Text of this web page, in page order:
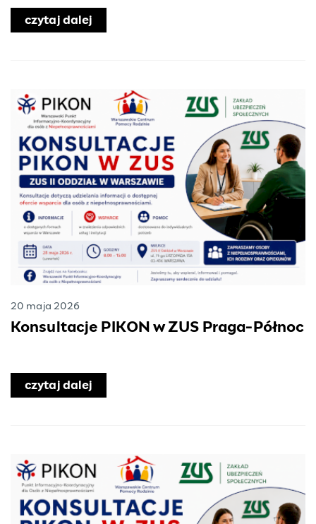
czytaj dalej
20 maja 2026
Konsultacje PIKON w ZUS Praga-Północ
czytaj dalej